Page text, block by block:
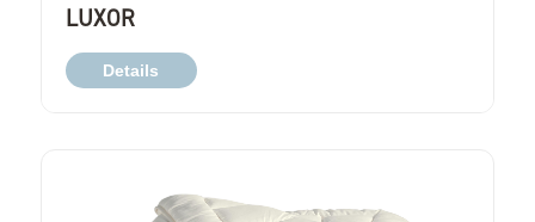
LUXOR
Details